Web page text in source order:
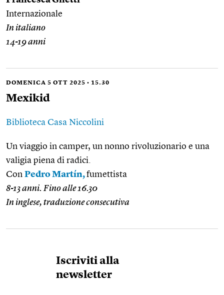
Internazionale
In italiano
14-19 anni
DOMENICA 5 OTT 2025 • 15.30
Mexikid
Biblioteca Casa Niccolini
Un viaggio in camper, un nonno rivoluzionario e una
valigia piena di radici.
Con Pedro Martín,fumettista
8-13 anni. Fino alle 16.30
In inglese, traduzione consecutiva
Iscriviti alla
newsletter